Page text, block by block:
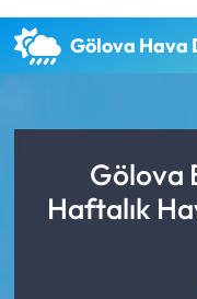
Gölova Hava
Gölova
Haftalık
Süper Lig Puan
Haber Arşivi